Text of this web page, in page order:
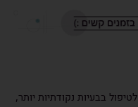
בבעיות נקודתיות יותר,